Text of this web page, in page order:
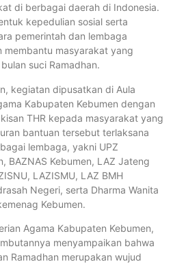
di berbagai daerah di Indonesia.
kepedulian sosial serta
pemerintah dan lembaga
membantu masyarakat yang
suci Ramadhan.
kegiatan dipusatkan di Aula
Kabupaten Kebumen dengan
THR kepada masyarakat yang
bantuan tersebut terlaksana
lembaga, yakni UPZ
BAZNAS Kebumen, LAZ Jateng
LAZISMU, LAZ BMH
Negeri, serta Dharma Wanita
Kebumen.
Agama Kabupaten Kebumen,
menyampaikan bahwa
Ramadhan merupakan wujud